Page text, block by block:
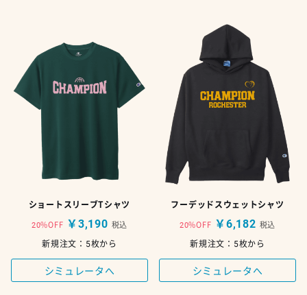
ショートスリーブTシャツ
20%OFF ￥3,190 税込
新規注文：5枚から
シミュレータへ
フーデッドスウェットシャツ
20%OFF ￥6,182 税込
新規注文：5枚から
シミュレータへ